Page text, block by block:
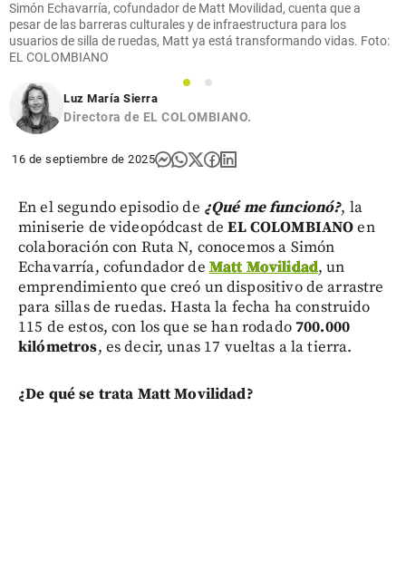
Simón Echavarría, cofundador de Matt Movilidad, cuenta que a
pesar de las barreras culturales y de infraestructura para los
usuarios de silla de ruedas, Matt ya está transformando vidas. Foto:
EL COLOMBIANO
1
2
Luz María Sierra
Directora de EL COLOMBIANO.
16 de septiembre de 2025
En el segundo episodio de ¿Qué me funcionó?, la
miniserie de videopódcast deEL COLOMBIANOen
colaboración con Ruta N, conocemos a Simón
Echavarría, cofundador de Matt Movilidad, un
emprendimiento que creó un dispositivo de arrastre
para sillas de ruedas. Hasta la fecha ha construido
115 de estos, con los que se han rodado700.000
kilómetros, es decir, unas 17 vueltas a la tierra.
¿De qué se trata Matt Movilidad?